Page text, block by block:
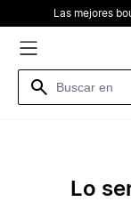
Las mejores
Lo